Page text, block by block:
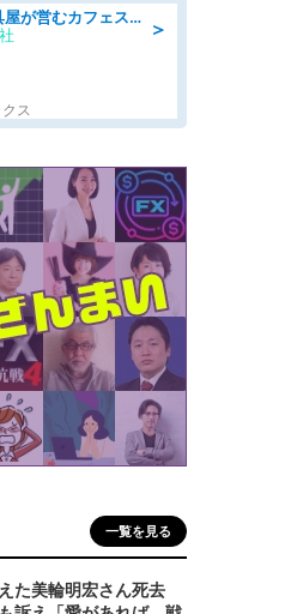
＞
ホールスタッフ/「家具屋が営むカフェスタッフ!」週2日～OK!嬉しいまかない付き/岡山県/浅口郡里庄町
ス
一覧を見る
た美輪明宏さん死去